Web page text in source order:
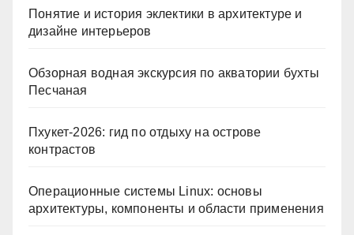
Понятие и история эклектики в архитектуре и
дизайне интерьеров
Обзорная водная экскурсия по акватории бухты
Песчаная
Пхукет-2026: гид по отдыху на острове
контрастов
Операционные системы Linux: основы
архитектуры, компоненты и области применения